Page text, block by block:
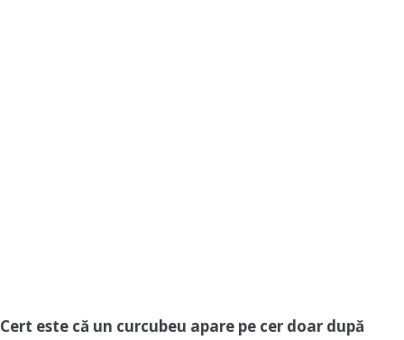
Cert este că un curcubeu apare pe cer doar după